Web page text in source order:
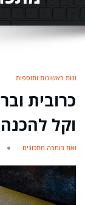
מנות ראשונות ותוספות
כרובית
וקל להכנה
מאת בומבה מתכונים